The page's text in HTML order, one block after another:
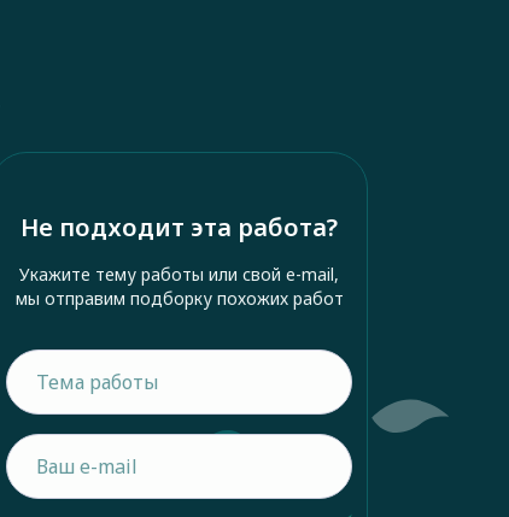
Не подходит эта работа?
Укажите тему работы или свой e-mail,
мы отправим подборку похожих работ